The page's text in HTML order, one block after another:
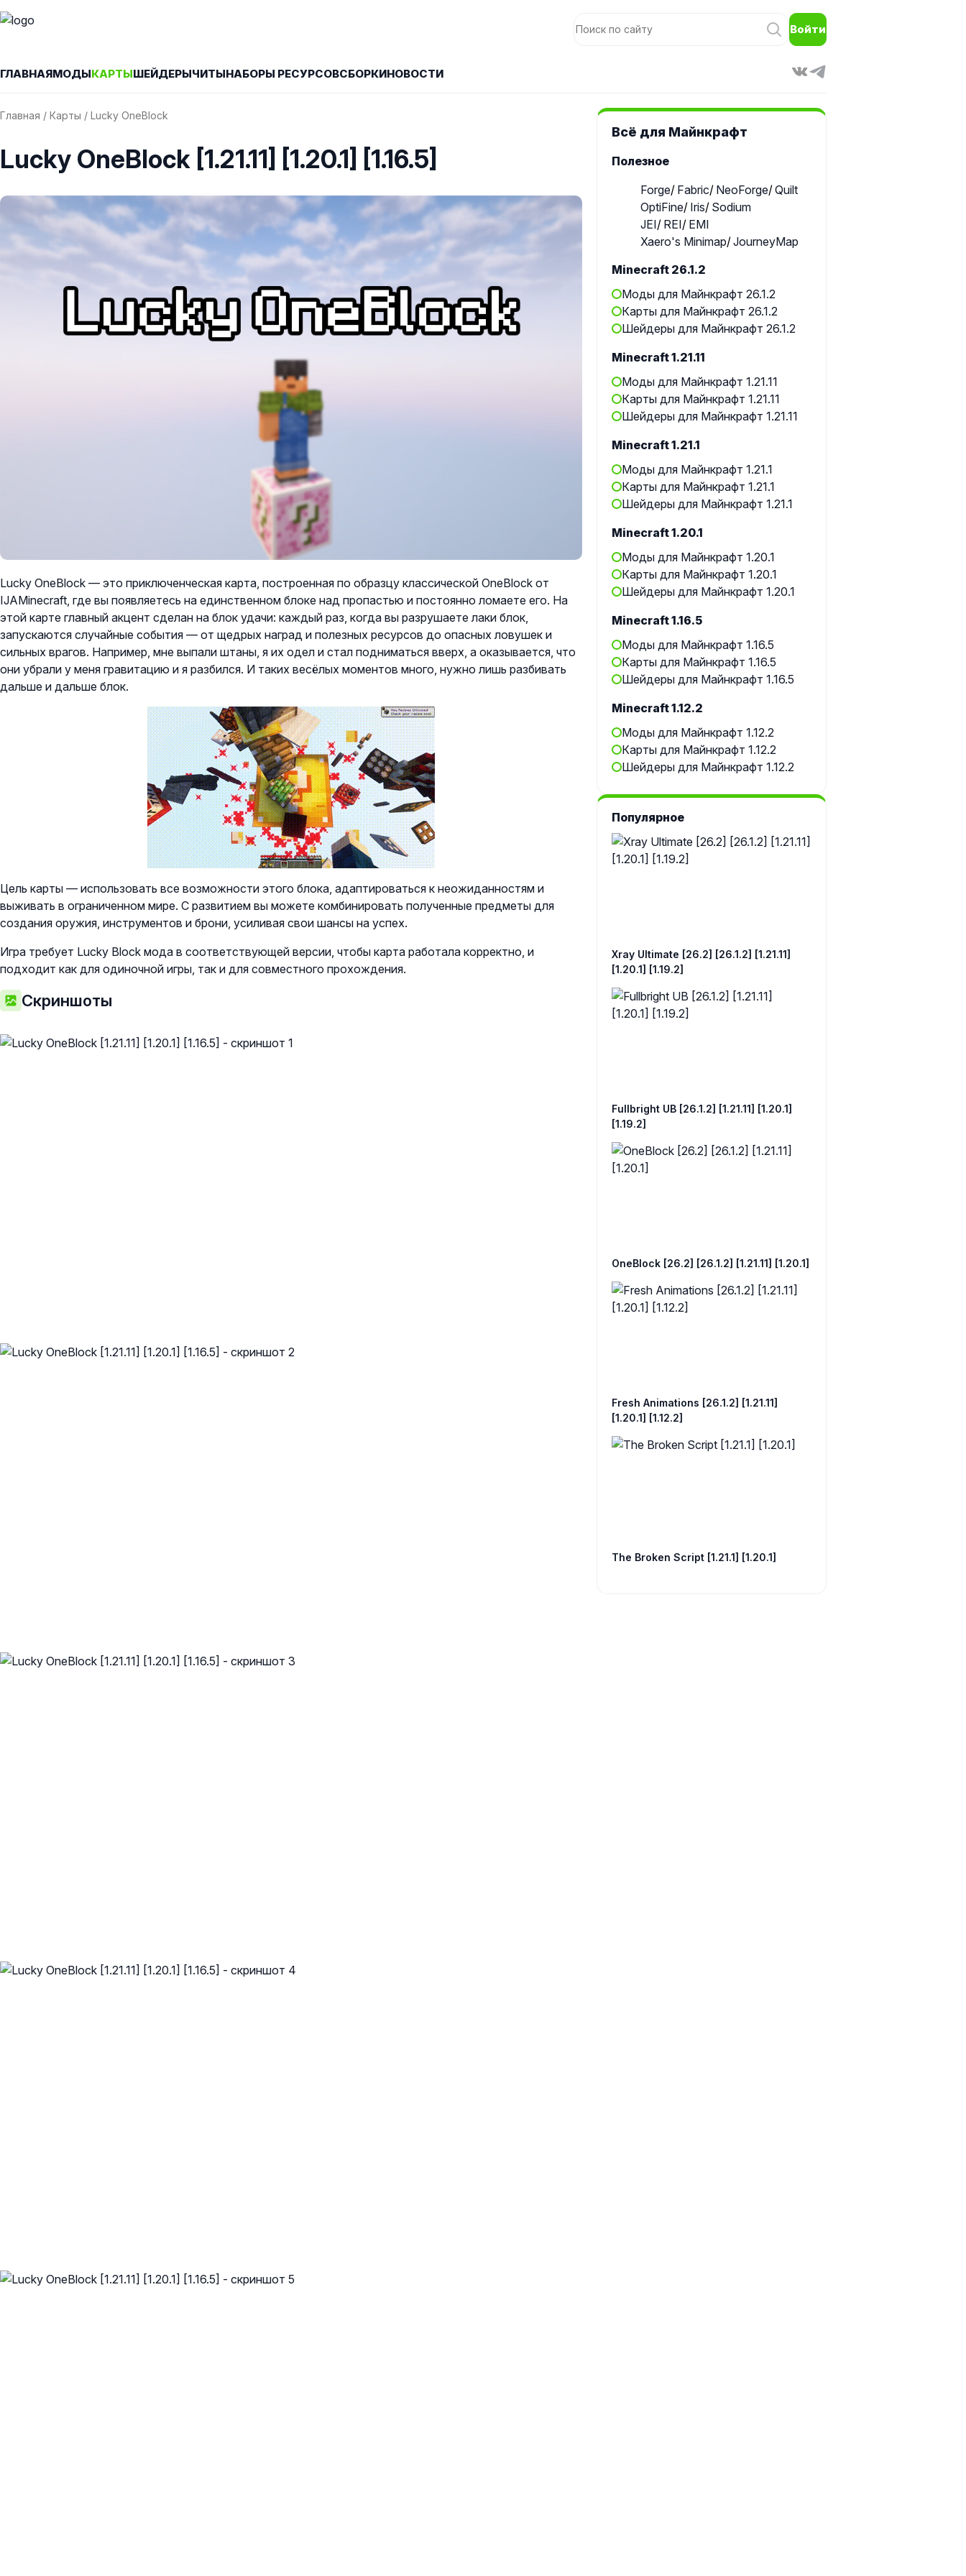
Войти
ГЛАВНАЯМОДЫКАРТЫШЕЙДЕРЫЧИТЫНАБОРЫ РЕСУРСОВСБОРКИНОВОСТИ
Главная / Карты / Lucky OneBlock
Lucky OneBlock [1.21.11] [1.20.1] [1.16.5]
Lucky OneBlock — это приключенческая карта, построенная по образцу классической OneBlock от
IJAMinecraft, где вы появляетесь на единственном блоке над пропастью и постоянно ломаете его. На
этой карте главный акцент сделан на блок удачи: каждый раз, когда вы разрушаете лаки блок,
запускаются случайные события — от щедрых наград и полезных ресурсов до опасных ловушек и
сильных врагов. Например, мне выпали штаны, я их одел и стал подниматься вверх, а оказывается, что
они убрали у меня гравитацию и я разбился. И таких весёлых моментов много, нужно лишь разбивать
дальше и дальше блок.
Цель карты — использовать все возможности этого блока, адаптироваться к неожиданностям и
выживать в ограниченном мире. С развитием вы можете комбинировать полученные предметы для
создания оружия, инструментов и брони, усиливая свои шансы на успех.
Игра требует Lucky Block мода в соответствующей версии, чтобы карта работала корректно, и
подходит как для одиночной игры, так и для совместного прохождения.
Скриншоты
Всё для Майнкрафт
Полезное
Forge Fabric NeoForge Quilt
OptiFine Iris Sodium
JEI REI EMI
Xaero's Minimap JourneyMap
Minecraft 26.1.2
Моды для Майнкрафт 26.1.2
Карты для Майнкрафт 26.1.2
Шейдеры для Майнкрафт 26.1.2
Minecraft 1.21.11
Моды для Майнкрафт 1.21.11
Карты для Майнкрафт 1.21.11
Шейдеры для Майнкрафт 1.21.11
Minecraft 1.21.1
Моды для Майнкрафт 1.21.1
Карты для Майнкрафт 1.21.1
Шейдеры для Майнкрафт 1.21.1
Minecraft 1.20.1
Моды для Майнкрафт 1.20.1
Карты для Майнкрафт 1.20.1
Шейдеры для Майнкрафт 1.20.1
Minecraft 1.16.5
Моды для Майнкрафт 1.16.5
Карты для Майнкрафт 1.16.5
Шейдеры для Майнкрафт 1.16.5
Minecraft 1.12.2
Моды для Майнкрафт 1.12.2
Карты для Майнкрафт 1.12.2
Шейдеры для Майнкрафт 1.12.2
Популярное
Xray Ultimate [26.2] [26.1.2] [1.21.11]
[1.20.1] [1.19.2]
Fullbright UB [26.1.2] [1.21.11] [1.20.1]
[1.19.2]
OneBlock [26.2] [26.1.2] [1.21.11] [1.20.1]
Fresh Animations [26.1.2] [1.21.11]
[1.20.1] [1.12.2]
The Broken Script [1.21.1] [1.20.1]